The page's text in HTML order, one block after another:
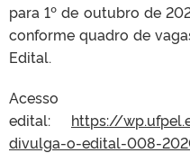
para 1º de outubro de
conforme quadro de
Edital.
edital: https://
divulga-o-edital-008-